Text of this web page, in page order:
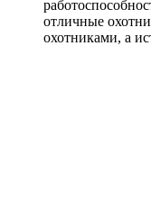
отличные
охотниками, а